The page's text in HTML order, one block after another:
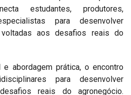
estudantes, produtores,
para desenvolver
aos desafios reais do
abordagem prática, o encontro
para desenvolver
reais do agronegócio.